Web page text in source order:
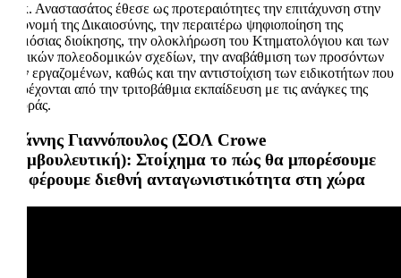
Ο κ. Αναστασάτος έθεσε ως προτεραιότητες την επιτάχυνση στην
απονομή της Δικαιοσύνης, την περαιτέρω ψηφιοποίηση της
δημόσιας διοίκησης, την ολοκλήρωση του Κτηματολόγιου και των
τοπικών πολεοδομικών σχεδίων, την αναβάθμιση των προσόντων
των εργαζομένων, καθώς και την αντιστοίχιση των ειδικοτήτων που
παρέχονται από την τριτοβάθμια εκπαίδευση με τις ανάγκες της
αγοράς.
Γιάννης Γιαννόπουλος (ΣΟΛ Crowe
Συμβουλευτική): Στοίχημα το πώς θα μπορέσουμε
να φέρουμε διεθνή ανταγωνιστικότητα στη χώρα